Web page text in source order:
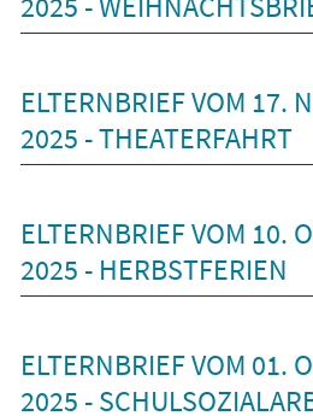
ELTERNBRIEF VOM 17.
2025 - THEATERFAHRT
ELTERNBRIEF VOM 10.
2025 - HERBSTFERIEN
ELTERNBRIEF VOM 01.
2025 -